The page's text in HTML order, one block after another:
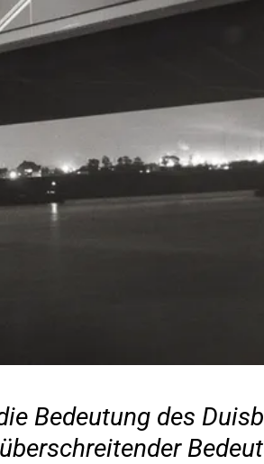
Bedeutung des